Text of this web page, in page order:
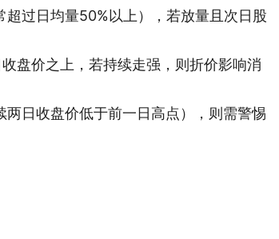
过日均量50%以上），若放量且次日股
盘价之上，若持续走强，则折价影响消
日收盘价低于前一日高点），则需警惕